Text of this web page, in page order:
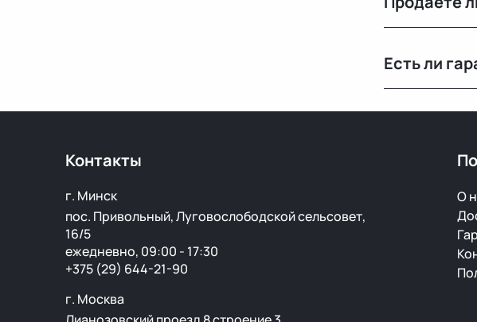
ржавчины и
Есть ли
Контакты
г. Минск
пос. Привольный, Луговослободской сельсовет,
16/5
ежедневно, 09:00 - 17:30
+375 (29) 644-21-90
г. Москва
О